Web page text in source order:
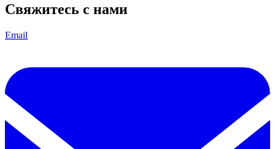
Свяжитесь с нами
Email